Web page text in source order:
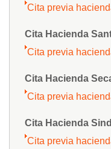
Cita previa
Cita Hacienda
Cita previa
Cita Hacienda
Cita previa
Cita Hacienda
Cita previa